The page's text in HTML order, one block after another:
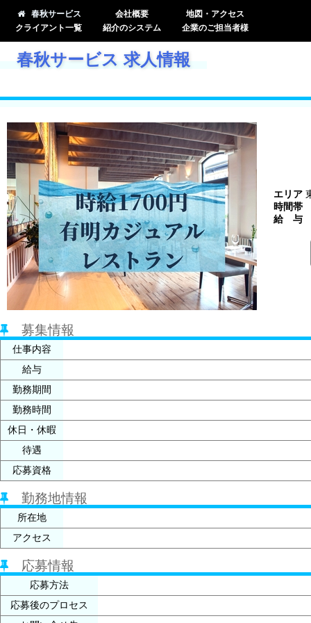
春秋サービス 会社概要
地図・アクセス
クライアント一覧
紹介のシステム 企業のご担当者様
春秋サービス 求人情報
エリア
時間帯
給 与
募集情報
仕事内容
給与
勤務期間
勤務時間
休日・休暇
待遇
応募資格
勤務地情報
所在地
アクセス
応募情報
応募方法
応募後のプロセス